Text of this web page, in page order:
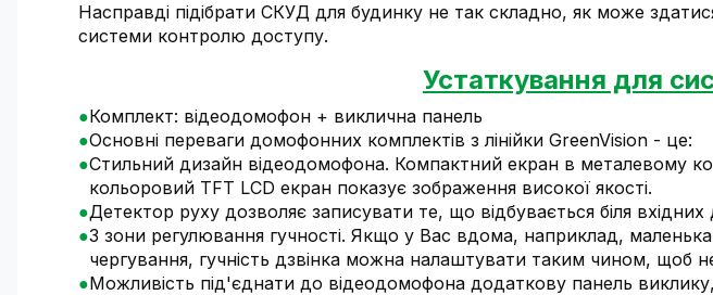
Насправді підібрати СКУД для будинку не так складно, як може
системи контролю доступу.
Устаткування для
Комплект: відеодомофон + виклична панель
Основні переваги домофонних комплектів з лінійки GreenVision - це:
Стильний дизайн відеодомофона. Компактний екран в металевому
кольоровий TFT LCD екран показує зображення високої якості.
Детектор руху дозволяє записувати те, що відбувається біля
3 зони регулювання гучності. Якщо у Вас вдома, наприклад,
чергування, гучність дзвінка можна налаштувати таким чином, щоб
Можливість під'єднати до відеодомофона додаткову панель